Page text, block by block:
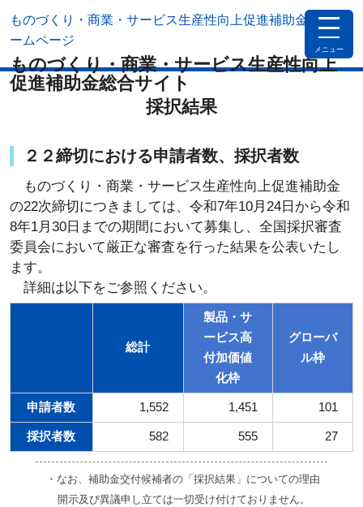
ものづくり・商業・サービス生産性向上促進補助金公式ホ
ームページ
ものづくり・商業・サービス生産性向上
促進補助金総合サイト
toggle
メニュー
採択結果
２２締切における申請者数、採択者数
ものづくり・商業・サービス生産性向上促進補助金
の22次締切につきましては、令和7年10月24日から令和
8年1月30日までの期間において募集し、全国採択審査
委員会において厳正な審査を行った結果を公表いたし
ます。
詳細は以下をご参照ください。
総計
製品・サ
ービス高
付加価値
化枠
グローバ
ル枠
申請者数 1,552 1,451 101
採択者数 582 555 27
・なお、補助金交付候補者の「採択結果」についての理由
開示及び異議申し立ては一切受け付けておりません。